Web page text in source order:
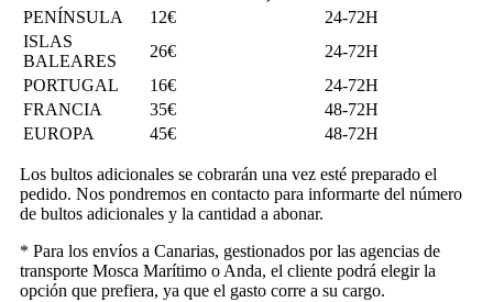
PENÍNSULA
12€
24-72H
ISLAS
BALEARES
26€
24-72H
PORTUGAL
16€
24-72H
FRANCIA
35€
48-72H
EUROPA
45€ 48-72H
Los bultos adicionales se cobrarán una vez esté preparado el
pedido. Nos pondremos en contacto para informarte del número
de bultos adicionales y la cantidad a abonar.
* Para los envíos a Canarias, gestionados por las agencias de
transporte Mosca Marítimo o Anda, el cliente podrá elegir la
opción que prefiera, ya que el gasto corre a su cargo.